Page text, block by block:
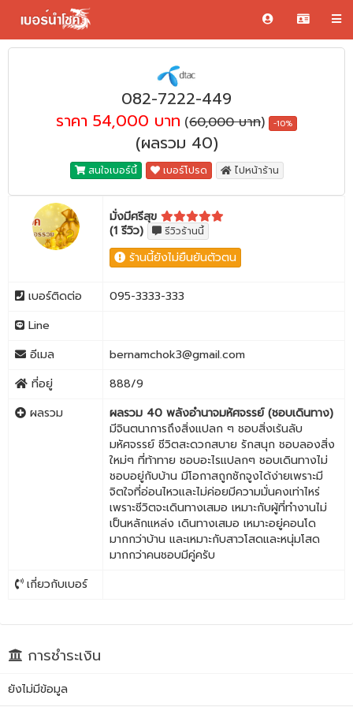
082-7222-449
ราคา 54,000 บาท (60,000 บาท) -10%
(ผลรวม 40)
สนใจเบอร์นี้ เบอร์โปรด ไปหน้าร้าน
มั่งมีศรีสุข
(1 รีวิว)
รีวิวร้านนี้
ร้านนี้ยังไม่ยืนยันตัวตน
เบอร์ติดต่อ
095-3333-333
Line
อีเมล
bernamchok3@gmail.com
ที่อยู่
888/9
ผลรวม
ผลรวม 40 พลังอำนาจมหัศจรรย์ (ชอบเดินทาง)
มีจินตนาการถึงสิ่งแปลก ๆ ชอบสิ่งเร้นลับ
มหัศจรรย์ ชีวิตสะดวกสบาย รักสนุก ชอบลองสิ่ง
ใหม่ๆ ที่ท้าทาย ชอบอะไรแปลกๆ ชอบเดินทางไม่
ชอบอยู่กับบ้าน มีโอกาสถูกชักจูงได้ง่ายเพราะมี
จิตใจที่อ่อนไหวและไม่ค่อยมีความมั่นคงเท่าไหร่
เพราะชีวิตจะเดินทางเสมอ เหมาะกับผู้ที่ทำงานไม่
เป็นหลักแหล่ง เดินทางเสมอ เหมาะอยู่คอนโด
มากกว่าบ้าน และเหมาะกับสาวโสดและหนุ่มโสด
มากกว่าคนชอบมีคู่ครับ
เกี่ยวกับเบอร์
การชำระเงิน
ยังไม่มีข้อมูล